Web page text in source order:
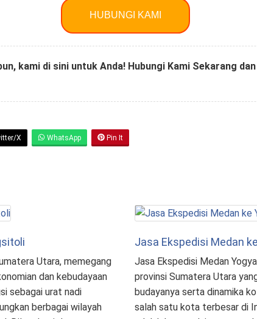
HUBUNGI KAMI
kami di sini untuk Anda! Hubungi Kami Sekarang
X WhatsApp Pin It
Utara, memegang
dan kebudayaan
sebagai urat nadi
berbagai wilayah
Jasa Ekspedisi Medan
Jasa Ekspedisi Medan
provinsi Sumatera Utara
budayanya serta dinamika
salah satu kota terbesar di